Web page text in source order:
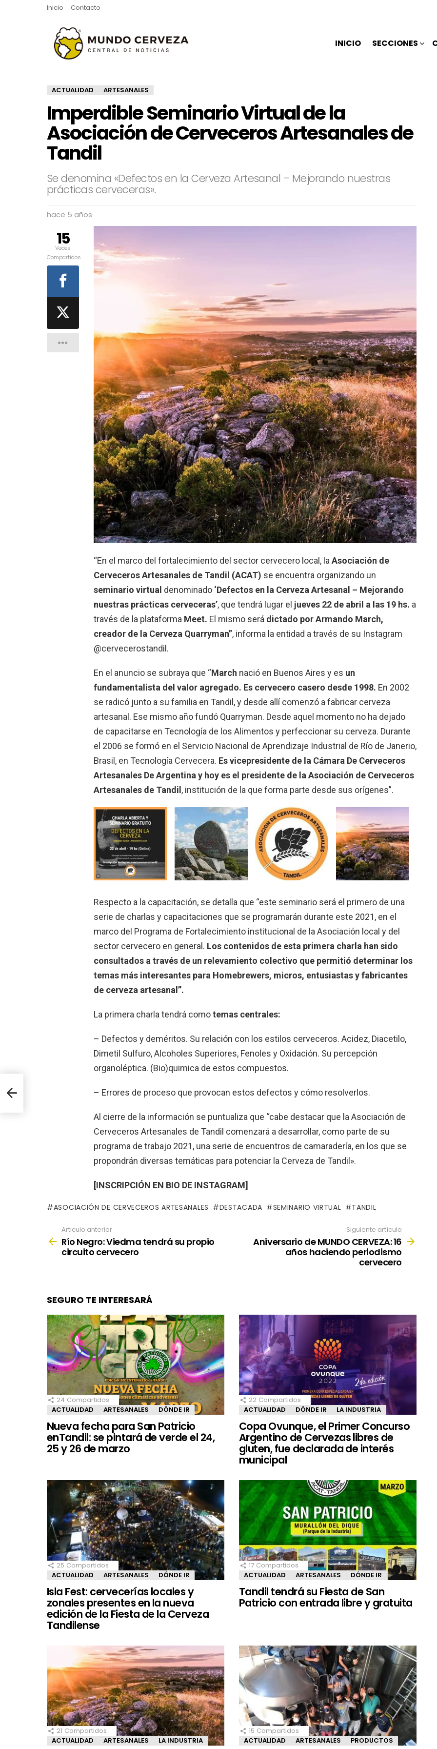
Inicio Contacto
INICIO SECCIONES
ACTUALIDAD ARTESANALES
Imperdible Seminario Virtual de la
Asociación de Cerveceros Artesanales de
Tandil
Se denomina «Defectos en la Cerveza Artesanal – Mejorando nuestras
prácticas cerveceras».
hace 5 años
“En el marco del fortalecimiento del sector cervecero local, la Asociación de
Cerveceros Artesanales de Tandil (ACAT) se encuentra organizando un
seminario virtual denominado ‘Defectos en la Cerveza Artesanal – Mejorando
nuestras prácticas cerveceras’, que tendrá lugar el jueves 22 de abril a las 19 hs. a
través de la plataforma Meet. El mismo será dictado por Armando March,
creador de la Cerveza Quarryman”, informa la entidad a través de su Instagram
@cervecerostandil.
En el anuncio se subraya que “March nació en Buenos Aires y es un
fundamentalista del valor agregado. Es cervecero casero desde 1998. En 2002
se radicó junto a su familia en Tandil, y desde allí comenzó a fabricar cerveza
artesanal. Ese mismo año fundó Quarryman. Desde aquel momento no ha dejado
de capacitarse en Tecnología de los Alimentos y perfeccionar su cerveza. Durante
el 2006 se formó en el Servicio Nacional de Aprendizaje Industrial de Río de Janerio,
Brasil, en Tecnología Cervecera. Es vicepresidente de la Cámara De Cerveceros
Artesanales De Argentina y hoy es el presidente de la Asociación de Cerveceros
Artesanales de Tandil, institución de la que forma parte desde sus orígenes”.
Respecto a la capacitación, se detalla que “este seminario será el primero de una
serie de charlas y capacitaciones que se programarán durante este 2021, en el
marco del Programa de Fortalecimiento institucional de la Asociación local y del
sector cervecero en general. Los contenidos de esta primera charla han sido
consultados a través de un relevamiento colectivo que permitió determinar los
temas más interesantes para Homebrewers, micros, entusiastas y fabricantes
de cerveza artesanal”.
La primera charla tendrá comotemas centrales:
– Defectos y deméritos. Su relación con los estilos cerveceros. Acidez, Diacetilo,
Dimetil Sulfuro, Alcoholes Superiores, Fenoles y Oxidación. Su percepción
organoléptica. (Bio)quimica de estos compuestos.
– Errores de proceso que provocan estos defectos y cómo resolverlos.
Al cierre de la información se puntualiza que “cabe destacar que la Asociación de
Cerveceros Artesanales de Tandil comenzará a desarrollar, como parte de su
programa de trabajo 2021, una serie de encuentros de camaradería, en los que se
propondrán diversas temáticas para potenciar la Cerveza de Tandil».
[INSCRIPCIÓN EN BIO DE INSTAGRAM]
15
Veces
Compartidos
ASOCIACIÓN DE CERVECEROS ARTESANALES DESTACADA SEMINARIO VIRTUAL TANDIL
more
Articulo anterior
Río Negro: Viedma tendrá su propio
circuito cervecero
Siguiente artículo
Aniversario de MUNDO CERVEZA: 16
años haciendo periodismo
cervecero
SEGURO TE INTERESARÁ
24 Compartidos
ACTUALIDAD
ARTESANALES DÓNDE IR
Nueva fecha para San Patricio
enTandil: se pintará de verde el 24,
25 y 26 de marzo
22 Compartidos
ACTUALIDAD
DÓNDE IR LA INDUSTRIA
Copa Ovunque, el Primer Concurso
Argentino de Cervezas libres de
gluten, fue declarada de interés
municipal
25 Compartidos
ACTUALIDAD
ARTESANALES DÓNDE IR
Isla Fest: cervecerías locales y
zonales presentes en la nueva
edición de la Fiesta de la Cerveza
Tandilense
17 Compartidos
ACTUALIDAD
ARTESANALES DÓNDE IR
Tandil tendrá su Fiesta de San
Patricio con entrada libre y gratuita
21 Compartidos
ACTUALIDAD
ARTESANALES LA INDUSTRIA
15 Compartidos
ACTUALIDAD
ARTESANALES PRODUCTOS